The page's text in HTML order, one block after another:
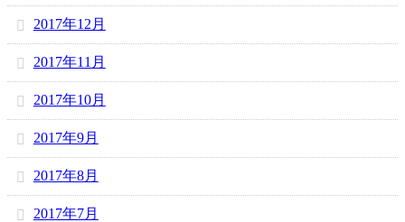
2017年12月
2017年11月
2017年10月
2017年9月
2017年8月
2017年7月